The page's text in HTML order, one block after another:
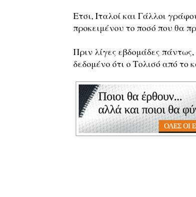
Ετσι, Ιταλοί και Γάλλοι
προκειμένου το ποσό που θα
Πριν λίγες εβδομάδες
δεδομένο ότι ο Τολισό από το